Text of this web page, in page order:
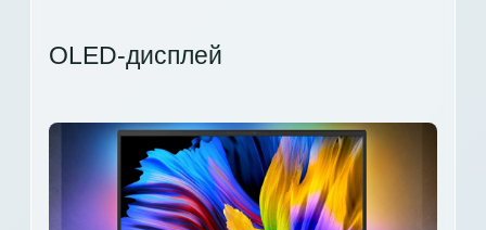
OLED-дисплей